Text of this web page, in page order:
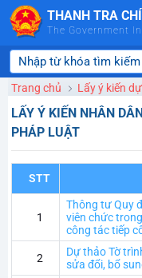
Skip to Main Content
THANH TRA
The Government
Trang chủ Lấy ý kiến
LẤY Ý KIẾN NHÂN
PHÁP LUẬT
STT
1
Thông tư Quy
viên chức
công tác tiếp
2
Dự thảo Tờ
sửa đổi, bổ